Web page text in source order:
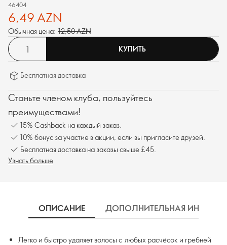
46404
6,49 AZN
Обычная цена: 12,50 AZN
КУПИТЬ
Бесплатная доставка
Станьте членом клуба, пользуйтесь
преимуществами!
15% Cashback на каждый заказ.
10% бонус за участие в акции, если вы пригласите друзей.
Бесплатная доставка на заказы свыше £45.
Узнать больше
ОПИСАНИЕ ДОПОЛНИТЕЛЬНАЯ
Легко и быстро удаляет волосы с любых расчёсок и гребней